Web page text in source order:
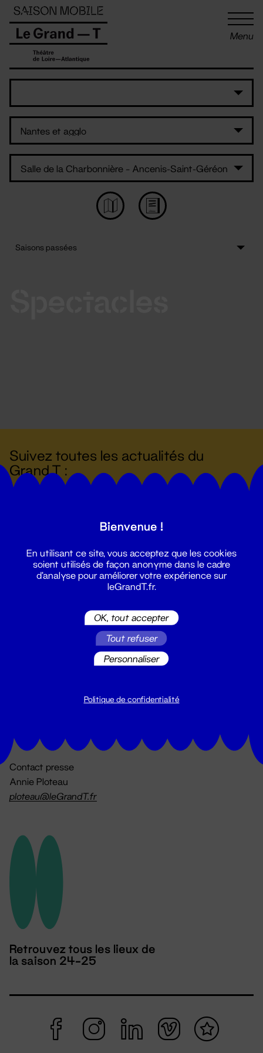
Menu
Suivez toutes les actualités du
Grand T :
billetterie@leGrandT.fr
Contact presse
Annie Ploteau
ploteau@leGrandT.fr
Retrouvez tous les lieux de
la saison 24-25
Panneau de gestion des cookies
Bienvenue !
En utilisant ce site, vous acceptez que les cookies
soient utilisés de façon anonyme dans le cadre
d'analyse pour améliorer votre expérience sur
leGrandT.fr.
OK, tout accepter
Tout refuser
Personnaliser
Politique de confidentialité